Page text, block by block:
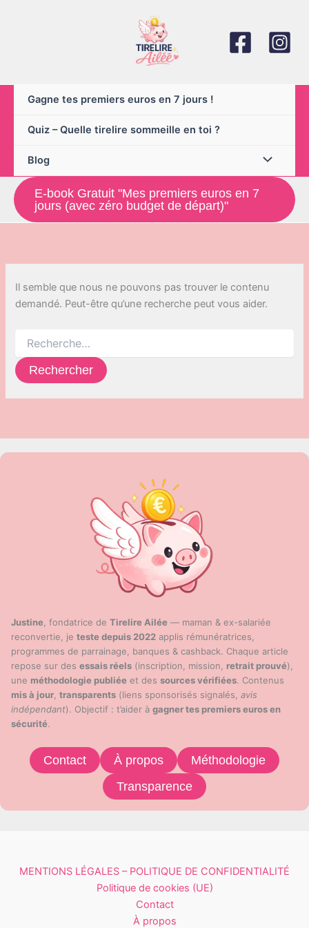
Gagne tes premiers euros en 7 jours !
Quiz – Quelle tirelire sommeille en toi ?
Blog
E-book Gratuit "Mes premiers euros en 7
jours (avec zéro budget de départ)"
Il semble que nous ne pouvons pas trouver le contenu
demandé. Peut-être qu’une recherche peut vous aider.
Justine, fondatrice de Tirelire Ailée — maman & ex-salariée
reconvertie, je teste depuis 2022 applis rémunératrices,
programmes de parrainage, banques & cashback. Chaque article
repose sur des essais réels (inscription, mission, retrait prouvé),
une méthodologie publiée et des sources vérifiées. Contenus
mis à jour, transparents (liens sponsorisés signalés, avis
indépendant). Objectif : t’aider à gagner tes premiers euros en
sécurité.
Contact À propos
Méthodologie
Transparence
MENTIONS LÉGALES – POLITIQUE DE CONFIDENTIALITÉ
Politique de cookies (UE)
Contact
À propos